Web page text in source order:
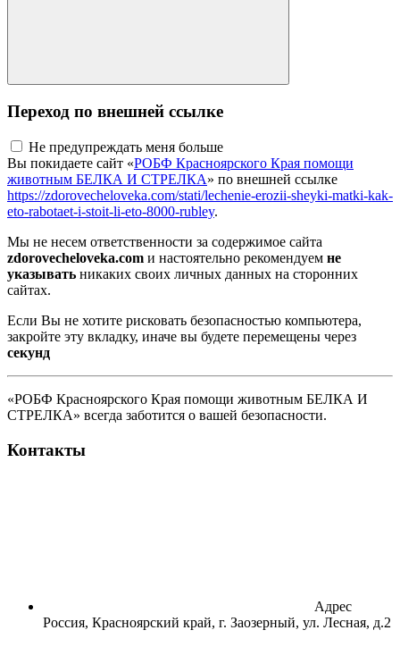
Переход по внешней ссылке
Не предупреждать меня больше
Вы покидаете сайт «РОБФ Красноярского Края помощи
животным БЕЛКА И СТРЕЛКА» по внешней ссылке
https://zdorovecheloveka.com/stati/lechenie-erozii-sheyki-matki-kak-
eto-rabotaet-i-stoit-li-eto-8000-rubley.
Мы не несем ответственности за содержимое сайта
zdorovecheloveka.com и настоятельно рекомендуем не
указывать никаких своих личных данных на сторонних
сайтах.
Если Вы не хотите рисковать безопасностью компьютера,
закройте эту вкладку, иначе вы будете перемещены через
секунд
«РОБФ Красноярского Края помощи животным БЕЛКА И
СТРЕЛКА» всегда заботится о вашей безопасности.
Контакты
Адрес
Россия, Красноярский край, г. Заозерный, ул. Лесная, д.2